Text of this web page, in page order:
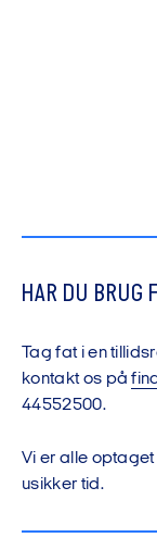
HAR DU BRUG
Tag fat i en
kontakt os på
44552500.
Vi er alle
usikker tid.